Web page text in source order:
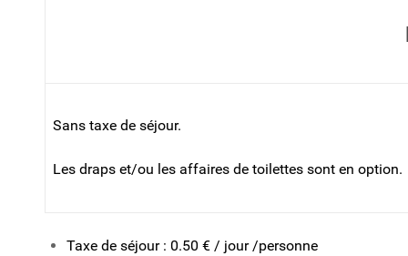
Sans taxe de séjour.
Les draps et/ou les affaires de toilettes sont en option.
Taxe de séjour : 0.50 € / jour /personne